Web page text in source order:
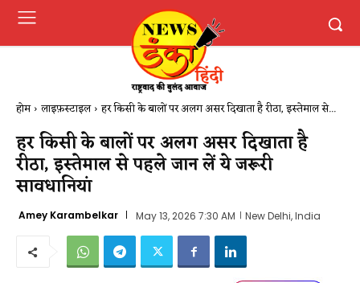
होम लाइफ़स्टाइल हर किसी के बालों पर अलग असर दिखाता है रीठा, इस्तेमाल से...
हर किसी के बालों पर अलग असर दिखाता है
रीठा, इस्तेमाल से पहले जान लें ये जरूरी
सावधानियां
Amey Karambelkar May 13, 2026 7:30 AM New Delhi, India